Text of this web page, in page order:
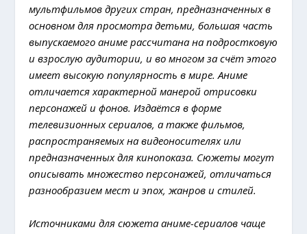
мультфильмов других стран, предназначенных в
основном для просмотра детьми, большая часть
выпускаемого аниме рассчитана на подростковую
и взрослую аудитории, и во многом за счёт этого
имеет высокую популярность в мире. Аниме
отличается характерной манерой отрисовки
персонажей и фонов. Издаётся в форме
телевизионных сериалов, а также фильмов,
распространяемых на видеоносителях или
предназначенных для кинопоказа. Сюжеты могут
описывать множество персонажей, отличаться
разнообразием мест и эпох, жанров и стилей.
Источниками для сюжета аниме-сериалов чаще